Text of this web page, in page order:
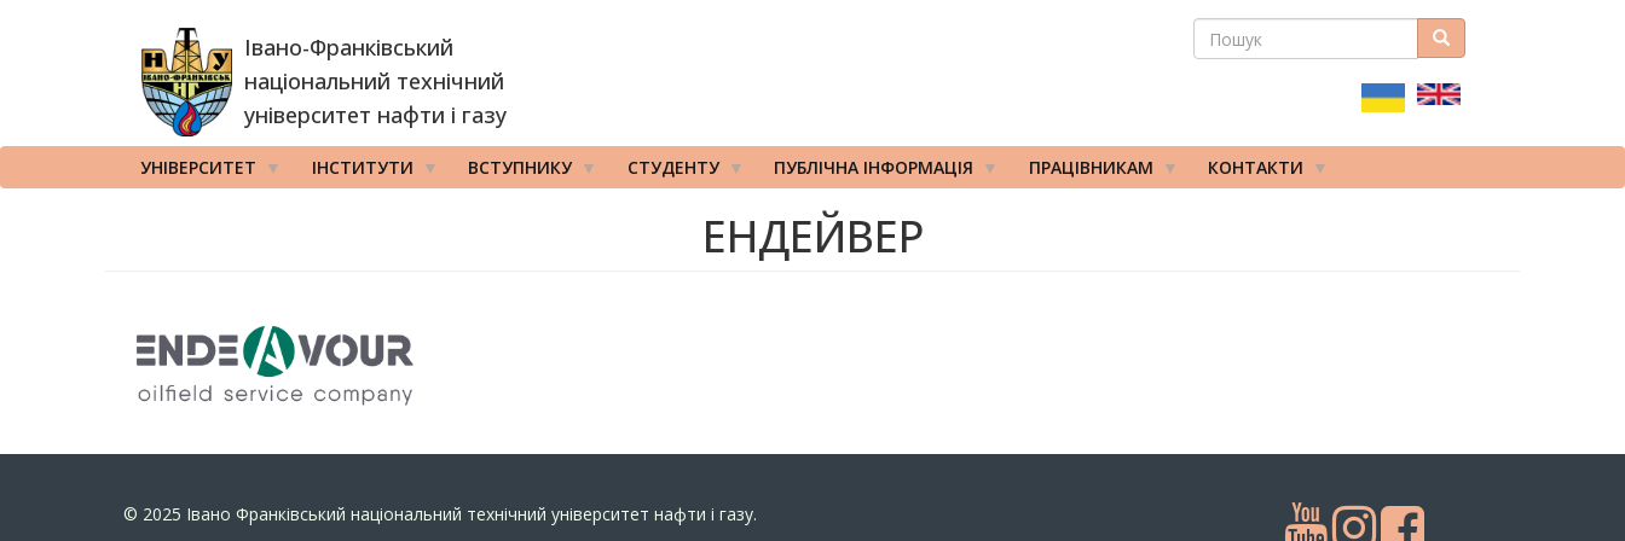
Івано-Франківський
національний технічний
університет нафти і газу
ПОШУКОВА
ПОШУК Пошук
УНІВЕРСИТЕТ ІНСТИТУТИ ВСТУПНИКУ СТУДЕНТУ ПУБЛІЧНА ІНФОРМАЦІЯ ПРАЦІВНИКАМ КОНТАКТИ
ЕНДЕЙВЕР
© 2025 Івано Франківський національний технічний університет нафти і газу.